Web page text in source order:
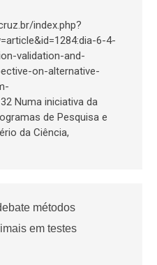
index.php?
6-4-
validation-and-
on-alternative-
Numa iniciativa da
de Pesquisa e
da Ciência,
métodos
em testes